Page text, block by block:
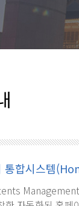
통합시스템